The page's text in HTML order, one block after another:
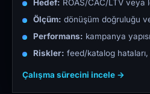
Hedef: ROAS/CAC/LTV veya
Ölçüm: dönüşüm doğruluğu
Performans: kampanya
Riskler: feed/katalog
Çalışma sürecini incele →